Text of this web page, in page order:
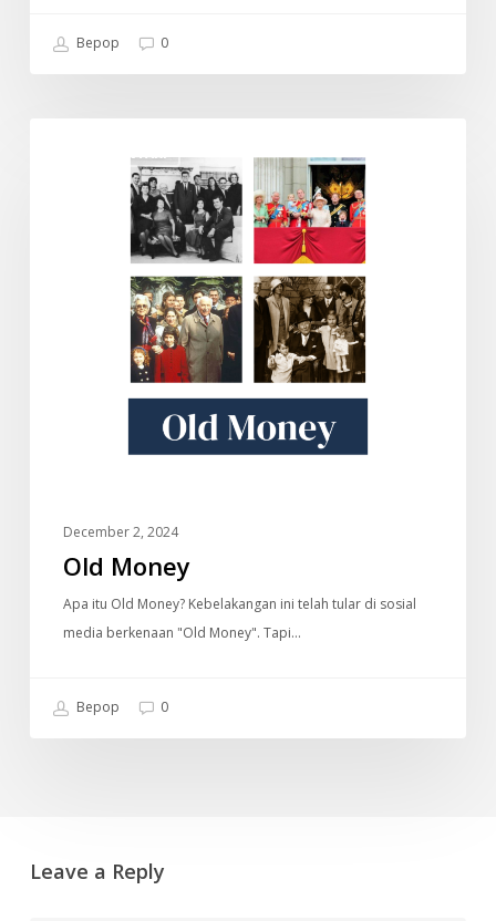
Bepop 0
DOKUMENTARI
December 2, 2024
Old Money
Apa itu Old Money? Kebelakangan ini telah tular di sosial
media berkenaan "Old Money". Tapi…
Bepop 0
Leave a Reply